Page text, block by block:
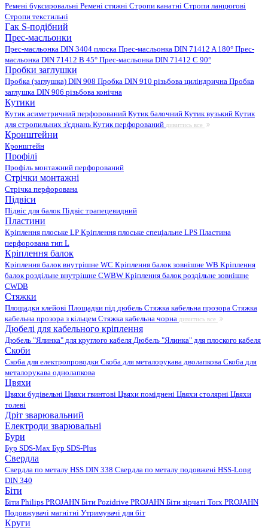
Ремені буксировальні Ремені стяжні Стропи канатні Стропи ланцюгові
Стропи текстильні
Гак S-подібний
Прес-масльонки
Прес-масльонка DIN 3404 плоска Прес-масльонка DIN 71412 A 180° Прес-
масльонка DIN 71412 B 45° Прес-масльонка DIN 71412 C 90°
Пробки заглушки
Пробка (заглушка) DIN 908 Пробка DIN 910 різьбова циліндрична Пробка
заглушка DIN 906 різьбова конічна
Кутики
Кутик асиметричний перфорований Кутик балочний Кутик вузький Кутик
для стропильних з'єднань Кутик перфорований дивитись все
Кронштейни
Кронштейн
Профілі
Профіль монтажний перфорований
Стрічки монтажні
Стрічка перфорована
Підвіси
Підвіс для балокПідвіс трапецевидний
Пластини
Кріплення плоське LP Кріплення плоське спеціальне LPS Пластина
перфорована тип L
Кріплення балок
Кріплення балок внутрішне WC Кріплення балок зовнішне WB Кріплення
балок роздільне внутрішне CWBW Кріплення балок роздільне зовнішне
CWDB
Стяжки
Площадки клейові Площадки під дюбель Стяжка кабельна прозора Стяжка
кабельна прозора з кільцем Стяжка кабельна чорна дивитись все
Дюбелі для кабельного кріплення
Дюбель "Ялинка" для круглого кабеля Дюбель "Ялинка" для плоского кабеля
Скоби
Скоба для електропроводки Скоба для металорукава дволапкова Скоба для
металорукава однолапкова
Цвяхи
Цвяхи будівельні Цвяхи гвинтові Цвяхи поміднені Цвяхи столярні Цвяхи
толеві
Дріт зварювальний
Електроди зварювальні
Бури
Бур SDS-Max Бур SDS-Plus
Свердла
Свердла по металу HSS DIN 338 Свердла по металу подовжені HSS-Long
DIN 340
Біти
Біти Philips PROJAHN Біти Pozidrive PROJAHN Біти зірчаті Torx PROJAHN
Подовжувачі магнітні Утримувачі для біт
Круги